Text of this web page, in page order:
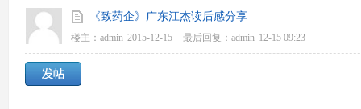
《致药企》广东江杰读后感分享
楼主： admin 2015-12-15 最后回复： admin 12-15 09:23